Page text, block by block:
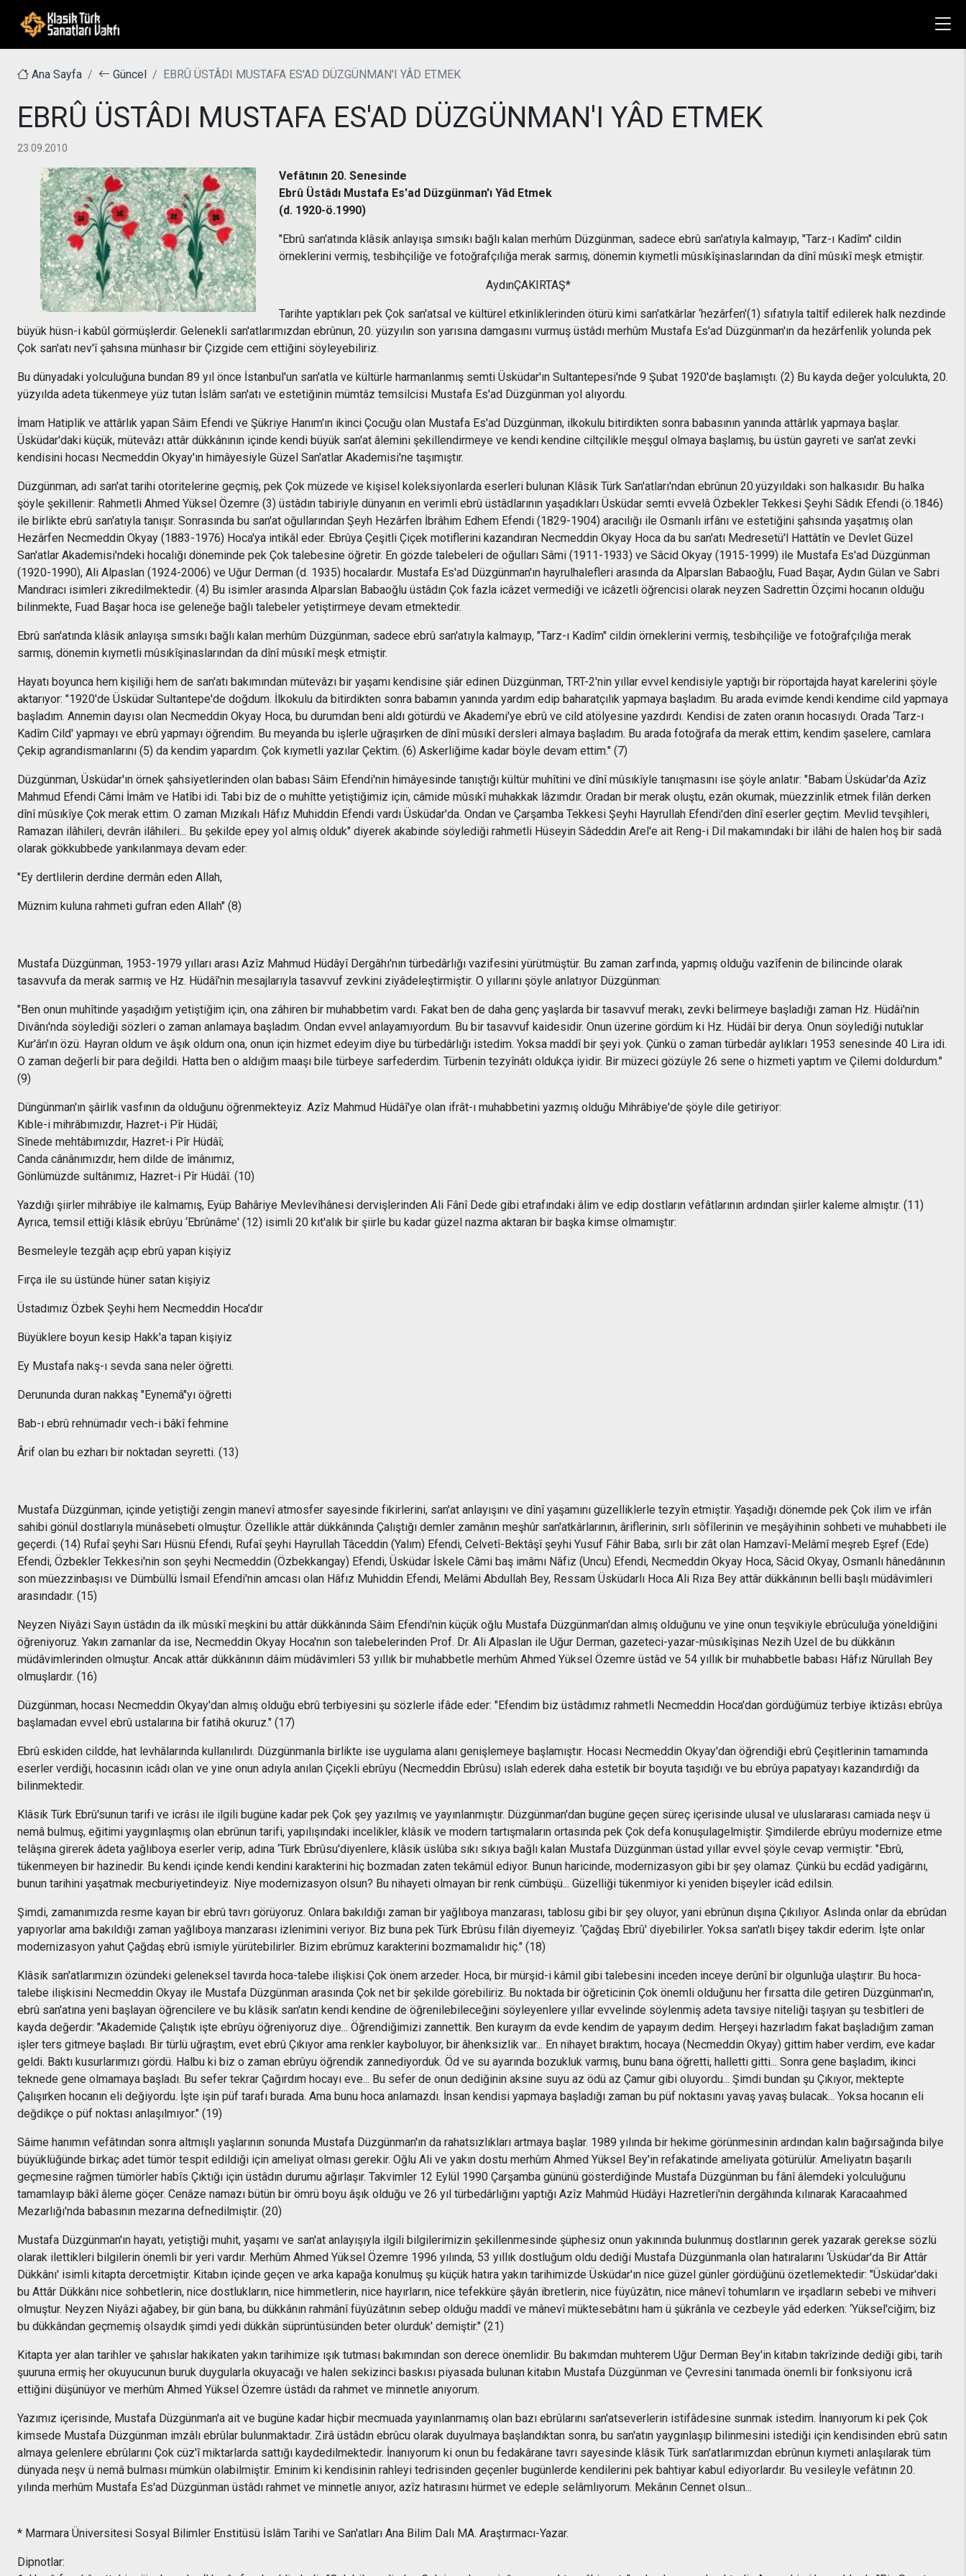
Ana Sayfa Güncel EBRÛ ÜSTÂDI MUSTAFA ES'AD DÜZGÜNMAN'I YÂD ETMEK
EBRÛ ÜSTÂDI MUSTAFA ES'AD DÜZGÜNMAN'I YÂD ETMEK
23.09.2010
Vefâtının 20. Senesinde
Ebrû Üstâdı Mustafa Es'ad Düzgünman'ı Yâd Etmek
(d. 1920-ö.1990)
"Ebrû san'atında klâsik anlayışa sımsıkı bağlı kalan merhûm Düzgünman, sadece ebrû san'atıyla kalmayıp, "Tarz-ı Kadîm" cildin
örneklerini vermiş, tesbihçiliğe ve fotoğrafçılığa merak sarmış, dönemin kıymetli mûsıkîşinaslarından da dînî mûsıkî meşk etmiştir.
AydınÇAKIRTAŞ*
Tarihte yaptıkları pek Çok san'atsal ve kültürel etkinliklerinden ötürü kimi san'atkârlar ‘hezârfen'(1) sıfatıyla taltîf edilerek halk nezdinde
büyük hüsn-i kabûl görmüşlerdir. Gelenekli san'atlarımızdan ebrûnun, 20. yüzyılın son yarısına damgasını vurmuş üstâdı merhûm Mustafa Es'ad Düzgünman'ın da hezârfenlik yolunda pek
Çok san'atı nev'î şahsına münhasır bir Çizgide cem ettiğini söyleyebiliriz.
Bu dünyadaki yolculuğuna bundan 89 yıl önce İstanbul'un san'atla ve kültürle harmanlanmış semti Üsküdar'ın Sultantepesi'nde 9 Şubat 1920'de başlamıştı. (2) Bu kayda değer yolculukta, 20.
yüzyılda adeta tükenmeye yüz tutan İslâm san'atı ve estetiğinin mümtâz temsilcisi Mustafa Es'ad Düzgünman yol alıyordu.
İmam Hatiplik ve attârlık yapan Sâim Efendi ve Şükriye Hanım'ın ikinci Çocuğu olan Mustafa Es'ad Düzgünman, ilkokulu bitirdikten sonra babasının yanında attârlık yapmaya başlar.
Üsküdar'daki küçük, mütevâzı attâr dükkânının içinde kendi büyük san'at âlemini şekillendirmeye ve kendi kendine ciltçilikle meşgul olmaya başlamış, bu üstün gayreti ve san'at zevki
kendisini hocası Necmeddin Okyay'ın himâyesiyle Güzel San'atlar Akademisi'ne taşımıştır.
Düzgünman, adı san'at tarihi otoritelerine geçmiş, pek Çok müzede ve kişisel koleksiyonlarda eserleri bulunan Klâsik Türk San'atları'ndan ebrûnun 20.yüzyıldaki son halkasıdır. Bu halka
şöyle şekillenir: Rahmetli Ahmed Yüksel Özemre (3) üstâdın tabiriyle dünyanın en verimli ebrû üstâdlarının yaşadıkları Üsküdar semti evvelâ Özbekler Tekkesi Şeyhi Sâdık Efendi (ö.1846)
ile birlikte ebrû san'atıyla tanışır. Sonrasında bu san'at oğullarından Şeyh Hezârfen İbrâhim Edhem Efendi (1829-1904) aracılığı ile Osmanlı irfânı ve estetiğini şahsında yaşatmış olan
Hezârfen Necmeddin Okyay (1883-1976) Hoca'ya intikâl eder. Ebrûya Çeşitli Çiçek motiflerini kazandıran Necmeddin Okyay Hoca da bu san'atı Medresetü'l Hattâtîn ve Devlet Güzel
San'atlar Akademisi'ndeki hocalığı döneminde pek Çok talebesine öğretir. En gözde talebeleri de oğulları Sâmi (1911-1933) ve Sâcid Okyay (1915-1999) ile Mustafa Es'ad Düzgünman
(1920-1990), Ali Alpaslan (1924-2006) ve Uğur Derman (d. 1935) hocalardır. Mustafa Es'ad Düzgünman'ın hayrulhalefleri arasında da Alparslan Babaoğlu, Fuad Başar, Aydın Gülan ve Sabri
Mandıracı isimleri zikredilmektedir. (4) Bu isimler arasında Alparslan Babaoğlu üstâdın Çok fazla icâzet vermediği ve icâzetli öğrencisi olarak neyzen Sadrettin Özçimi hocanın olduğu
bilinmekte, Fuad Başar hoca ise geleneğe bağlı talebeler yetiştirmeye devam etmektedir.
Ebrû san'atında klâsik anlayışa sımsıkı bağlı kalan merhûm Düzgünman, sadece ebrû san'atıyla kalmayıp, "Tarz-ı Kadîm" cildin örneklerini vermiş, tesbihçiliğe ve fotoğrafçılığa merak
sarmış, dönemin kıymetli mûsıkîşinaslarından da dînî mûsıkî meşk etmiştir.
Hayatı boyunca hem kişiliği hem de san'atı bakımından mütevâzı bir yaşamı kendisine şiâr edinen Düzgünman, TRT-2'nin yıllar evvel kendisiyle yaptığı bir röportajda hayat karelerini şöyle
aktarıyor: "1920'de Üsküdar Sultantepe'de doğdum. İlkokulu da bitirdikten sonra babamın yanında yardım edip baharatçılık yapmaya başladım. Bu arada evimde kendi kendime cild yapmaya
başladım. Annemin dayısı olan Necmeddin Okyay Hoca, bu durumdan beni aldı götürdü ve Akademi'ye ebrû ve cild atölyesine yazdırdı. Kendisi de zaten oranın hocasıydı. Orada ‘Tarz-ı
Kadîm Cild' yapmayı ve ebrû yapmayı öğrendim. Bu meyanda bu işlerle uğraşırken de dînî mûsıkî dersleri almaya başladım. Bu arada fotoğrafa da merak ettim, kendim şaselere, camlara
Çekip agrandismanlarını (5) da kendim yapardım. Çok kıymetli yazılar Çektim. (6) Askerliğime kadar böyle devam ettim." (7)
Düzgünman, Üsküdar'ın örnek şahsiyetlerinden olan babası Sâim Efendi'nin himâyesinde tanıştığı kültür muhîtini ve dînî mûsıkîyle tanışmasını ise şöyle anlatır: "Babam Üsküdar'da Azîz
Mahmud Efendi Câmi İmâm ve Hatîbi idi. Tabi biz de o muhîtte yetiştiğimiz için, câmide mûsıkî muhakkak lâzımdır. Oradan bir merak oluştu, ezân okumak, müezzinlik etmek filân derken
dînî mûsıkîye Çok merak ettim. O zaman Mızıkalı Hâfız Muhiddin Efendi vardı Üsküdar'da. Ondan ve Çarşamba Tekkesi Şeyhi Hayrullah Efendi'den dînî eserler geçtim. Mevlid tevşihleri,
Ramazan ilâhileri, devrân ilâhileri... Bu şekilde epey yol almış olduk" diyerek akabinde söylediği rahmetli Hüseyin Sâdeddin Arel'e ait Reng-i Dil makamındaki bir ilâhi de halen hoş bir sadâ
olarak gökkubbede yankılanmaya devam eder:
"Ey dertlilerin derdine dermân eden Allah,
Müznim kuluna rahmeti gufran eden Allah" (8)
Mustafa Düzgünman, 1953-1979 yılları arası Azîz Mahmud Hüdâyî Dergâhı'nın türbedârlığı vazifesini yürütmüştür. Bu zaman zarfında, yapmış olduğu vazîfenin de bilincinde olarak
tasavvufa da merak sarmış ve Hz. Hüdâî'nin mesajlarıyla tasavvuf zevkini ziyâdeleştirmiştir. O yıllarını şöyle anlatıyor Düzgünman:
"Ben onun muhîtinde yaşadığım yetiştiğim için, ona zâhiren bir muhabbetim vardı. Fakat ben de daha genç yaşlarda bir tasavvuf merakı, zevki belirmeye başladığı zaman Hz. Hüdâi'nin
Divânı'nda söylediği sözleri o zaman anlamaya başladım. Ondan evvel anlayamıyordum. Bu bir tasavvuf kaidesidir. Onun üzerine gördüm ki Hz. Hüdâî bir derya. Onun söylediği nutuklar
Kur'ân'ın özü. Hayran oldum ve âşık oldum ona, onun için hizmet edeyim diye bu türbedârlığı istedim. Yoksa maddî bir şeyi yok. Çünkü o zaman türbedâr aylıkları 1953 senesinde 40 Lira idi.
O zaman değerli bir para değildi. Hatta ben o aldığım maaşı bile türbeye sarfederdim. Türbenin tezyînâtı oldukça iyidir. Bir müzeci gözüyle 26 sene o hizmeti yaptım ve Çilemi doldurdum."
(9)
Düngünman'ın şâirlik vasfının da olduğunu öğrenmekteyiz. Azîz Mahmud Hüdâî'ye olan ifrât-ı muhabbetini yazmış olduğu Mihrâbiye'de şöyle dile getiriyor:
Kıble-i mihrâbımızdır, Hazret-i Pîr Hüdâî;
Sînede mehtâbımızdır, Hazret-i Pîr Hüdâî;
Canda cânânımızdır, hem dilde de îmânımız,
Gönlümüzde sultânımız, Hazret-i Pîr Hüdâî. (10)
Yazdığı şiirler mihrâbiye ile kalmamış, Eyüp Bahâriye Mevlevîhânesi dervişlerinden Ali Fânî Dede gibi etrafındaki âlim ve edip dostların vefâtlarının ardından şiirler kaleme almıştır. (11)
Ayrıca, temsil ettiği klâsik ebrûyu ‘Ebrûnâme' (12) isimli 20 kıt'alık bir şiirle bu kadar güzel nazma aktaran bir başka kimse olmamıştır:
Besmeleyle tezgâh açıp ebrû yapan kişiyiz
Fırça ile su üstünde hüner satan kişiyiz
Üstadımız Özbek Şeyhi hem Necmeddin Hoca'dır
Büyüklere boyun kesip Hakk'a tapan kişiyiz
Ey Mustafa nakş-ı sevda sana neler öğretti.
Derununda duran nakkaş "Eynemâ"yı öğretti
Bab-ı ebrû rehnümadır vech-i bâkî fehmine
Ârif olan bu ezharı bir noktadan seyretti. (13)
Mustafa Düzgünman, içinde yetiştiği zengin manevî atmosfer sayesinde fikirlerini, san'at anlayışını ve dînî yaşamını güzelliklerle tezyîn etmiştir. Yaşadığı dönemde pek Çok ilim ve irfân
sahibi gönül dostlarıyla münâsebeti olmuştur. Özellikle attâr dükkânında Çalıştığı demler zamânın meşhûr san'atkârlarının, âriflerinin, sırlı sôfîlerinin ve meşâyihinin sohbeti ve muhabbeti ile
geçerdi. (14) Rufaî şeyhi Sarı Hüsnü Efendi, Rufaî şeyhi Hayrullah Tâceddin (Yalım) Efendi, Celvetî-Bektâşî şeyhi Yusuf Fâhir Baba, sırlı bir zât olan Hamzavî-Melâmî meşreb Eşref (Ede)
Efendi, Özbekler Tekkesi'nin son şeyhi Necmeddin (Özbekkangay) Efendi, Üsküdar İskele Câmi baş imâmı Nâfiz (Uncu) Efendi, Necmeddin Okyay Hoca, Sâcid Okyay, Osmanlı hânedânının
son müezzinbaşısı ve Dümbüllü İsmail Efendi'nin amcası olan Hâfız Muhiddin Efendi, Melâmi Abdullah Bey, Ressam Üsküdarlı Hoca Ali Rıza Bey attâr dükkânının belli başlı müdâvimleri
arasındadır. (15)
Neyzen Niyâzi Sayın üstâdın da ilk mûsıkî meşkini bu attâr dükkânında Sâim Efendi'nin küçük oğlu Mustafa Düzgünman'dan almış olduğunu ve yine onun teşvikiyle ebrûculuğa yöneldiğini
öğreniyoruz. Yakın zamanlar da ise, Necmeddin Okyay Hoca'nın son talebelerinden Prof. Dr. Ali Alpaslan ile Uğur Derman, gazeteci-yazar-mûsıkîşinas Nezih Uzel de bu dükkânın
müdâvimlerinden olmuştur. Ancak attâr dükkânının dâim müdâvimleri 53 yıllık bir muhabbetle merhûm Ahmed Yüksel Özemre üstâd ve 54 yıllık bir muhabbetle babası Hâfız Nûrullah Bey
olmuşlardır. (16)
Düzgünman, hocası Necmeddin Okyay'dan almış olduğu ebrû terbiyesini şu sözlerle ifâde eder: "Efendim biz üstâdımız rahmetli Necmeddin Hoca'dan gördüğümüz terbiye iktizâsı ebrûya
başlamadan evvel ebrû ustalarına bir fatihâ okuruz." (17)
Ebrû eskiden cildde, hat levhâlarında kullanılırdı. Düzgünmanla birlikte ise uygulama alanı genişlemeye başlamıştır. Hocası Necmeddin Okyay'dan öğrendiği ebrû Çeşitlerinin tamamında
eserler verdiği, hocasının icâdı olan ve yine onun adıyla anılan Çiçekli ebrûyu (Necmeddin Ebrûsu) ıslah ederek daha estetik bir boyuta taşıdığı ve bu ebrûya papatyayı kazandırdığı da
bilinmektedir.
Klâsik Türk Ebrû'sunun tarifi ve icrâsı ile ilgili bugüne kadar pek Çok şey yazılmış ve yayınlanmıştır. Düzgünman'dan bugüne geçen süreç içerisinde ulusal ve uluslararası camiada neşv ü
nemâ bulmuş, eğitimi yaygınlaşmış olan ebrûnun tarifi, yapılışındaki incelikler, klâsik ve modern tartışmaların ortasında pek Çok defa konuşulagelmiştir. Şimdilerde ebrûyu modernize etme
telâşına girerek âdeta yağlıboya eserler verip, adına ‘Türk Ebrûsu'diyenlere, klâsik üslûba sıkı sıkıya bağlı kalan Mustafa Düzgünman üstad yıllar evvel şöyle cevap vermiştir: "Ebrû,
tükenmeyen bir hazinedir. Bu kendi içinde kendi kendini karakterini hiç bozmadan zaten tekâmül ediyor. Bunun haricinde, modernizasyon gibi bir şey olamaz. Çünkü bu ecdâd yadigârını,
bunun tarihini yaşatmak mecburiyetindeyiz. Niye modernizasyon olsun? Bu nihayeti olmayan bir renk cümbüşü... Güzelliği tükenmiyor ki yeniden bişeyler icâd edilsin.
Şimdi, zamanımızda resme kayan bir ebrû tavrı görüyoruz. Onlara bakıldığı zaman bir yağlıboya manzarası, tablosu gibi bir şey oluyor, yani ebrûnun dışına Çıkılıyor. Aslında onlar da ebrûdan
yapıyorlar ama bakıldığı zaman yağlıboya manzarası izlenimini veriyor. Biz buna pek Türk Ebrûsu filân diyemeyiz. ‘Çağdaş Ebrû' diyebilirler. Yoksa san'atlı bişey takdir ederim. İşte onlar
modernizasyon yahut Çağdaş ebrû ismiyle yürütebilirler. Bizim ebrûmuz karakterini bozmamalıdır hiç." (18)
Klâsik san'atlarımızın özündeki geleneksel tavırda hoca-talebe ilişkisi Çok önem arzeder. Hoca, bir mürşid-i kâmil gibi talebesini inceden inceye derûnî bir olgunluğa ulaştırır. Bu hoca-
talebe ilişkisini Necmeddin Okyay ile Mustafa Düzgünman arasında Çok net bir şekilde görebiliriz. Bu noktada bir öğreticinin Çok önemli olduğunu her fırsatta dile getiren Düzgünman'ın,
ebrû san'atına yeni başlayan öğrencilere ve bu klâsik san'atın kendi kendine de öğrenilebileceğini söyleyenlere yıllar evvelinde söylenmiş adeta tavsiye niteliği taşıyan şu tesbitleri de
kayda değerdir: "Akademide Çalıştık işte ebrûyu öğreniyoruz diye... Öğrendiğimizi zannettik. Ben kurayım da evde kendim de yapayım dedim. Herşeyi hazırladım fakat başladığım zaman
işler ters gitmeye başladı. Bir türlü uğraştım, evet ebrû Çıkıyor ama renkler kayboluyor, bir âhenksizlik var... En nihayet bıraktım, hocaya (Necmeddin Okyay) gittim haber verdim, eve kadar
geldi. Baktı kusurlarımızı gördü. Halbu ki biz o zaman ebrûyu öğrendik zannediyorduk. Öd ve su ayarında bozukluk varmış, bunu bana öğretti, halletti gitti... Sonra gene başladım, ikinci
teknede gene olmamaya başladı. Bu sefer tekrar Çağırdım hocayı eve... Bu sefer de onun dediğinin aksine suyu az ödü az Çamur gibi oluyordu... Şimdi bundan şu Çıkıyor, mektepte
Çalışırken hocanın eli değiyordu. İşte işin püf tarafı burada. Ama bunu hoca anlamazdı. İnsan kendisi yapmaya başladığı zaman bu püf noktasını yavaş yavaş bulacak... Yoksa hocanın eli
değdikçe o püf noktası anlaşılmıyor." (19)
Sâime hanımın vefâtından sonra altmışlı yaşlarının sonunda Mustafa Düzgünman'ın da rahatsızlıkları artmaya başlar. 1989 yılında bir hekime görünmesinin ardından kalın bağırsağında bilye
büyüklüğünde birkaç adet tümör tespit edildiği için ameliyat olması gerekir. Oğlu Ali ve yakın dostu merhûm Ahmed Yüksel Bey'in refakatinde ameliyata götürülür. Ameliyatın başarılı
geçmesine rağmen tümörler habîs Çıktığı için üstâdın durumu ağırlaşır. Takvimler 12 Eylül 1990 Çarşamba gününü gösterdiğinde Mustafa Düzgünman bu fânî âlemdeki yolculuğunu
tamamlayıp bâkî âleme göçer. Cenâze namazı bütün bir ömrü boyu âşık olduğu ve 26 yıl türbedârlığını yaptığı Azîz Mahmûd Hüdâyi Hazretleri'nin dergâhında kılınarak Karacaahmed
Mezarlığı'nda babasının mezarına defnedilmiştir. (20)
Mustafa Düzgünman'ın hayatı, yetiştiği muhit, yaşamı ve san'at anlayışıyla ilgili bilgilerimizin şekillenmesinde şüphesiz onun yakınında bulunmuş dostlarının gerek yazarak gerekse sözlü
olarak ilettikleri bilgilerin önemli bir yeri vardır. Merhûm Ahmed Yüksel Özemre 1996 yılında, 53 yıllık dostluğum oldu dediği Mustafa Düzgünmanla olan hatıralarını ‘Üsküdar'da Bir Attâr
Dükkânı' isimli kitapta dercetmiştir. Kitabın içinde geçen ve arka kapağa konulmuş şu küçük hatıra yakın tarihimizde Üsküdar'ın nice güzel günler gördüğünü özetlemektedir: "Üsküdar'daki
bu Attâr Dükkânı nice sohbetlerin, nice dostlukların, nice himmetlerin, nice hayırların, nice tefekküre şâyân ibretlerin, nice füyûzâtın, nice mânevî tohumların ve irşadların sebebi ve mihveri
olmuştur. Neyzen Niyâzi ağabey, bir gün bana, bu dükkânın rahmânî füyûzâtının sebep olduğu maddî ve mânevî müktesebâtını ham ü şükrânla ve cezbeyle yâd ederken: ‘Yüksel'ciğim; biz
bu dükkândan geçmemiş olsaydık şimdi yedi dükkân süprüntüsünden beter olurduk' demiştir." (21)
Kitapta yer alan tarihler ve şahıslar hakikaten yakın tarihimize ışık tutması bakımından son derece önemlidir. Bu bakımdan muhterem Uğur Derman Bey'in kitabın takrîzinde dediği gibi, tarih
şuuruna ermiş her okuyucunun buruk duygularla okuyacağı ve halen sekizinci baskısı piyasada bulunan kitabın Mustafa Düzgünman ve Çevresini tanımada önemli bir fonksiyonu icrâ
ettiğini düşünüyor ve merhûm Ahmed Yüksel Özemre üstâdı da rahmet ve minnetle anıyorum.
Yazımız içerisinde, Mustafa Düzgünman'a ait ve bugüne kadar hiçbir mecmuada yayınlanmamış olan bazı ebrûlarını san'atseverlerin istifâdesine sunmak istedim. İnanıyorum ki pek Çok
kimsede Mustafa Düzgünman imzâlı ebrûlar bulunmaktadır. Zirâ üstâdın ebrûcu olarak duyulmaya başlandıktan sonra, bu san'atın yaygınlaşıp bilinmesini istediği için kendisinden ebrû satın
almaya gelenlere ebrûlarını Çok cüz'î miktarlarda sattığı kaydedilmektedir. İnanıyorum ki onun bu fedakârane tavrı sayesinde klâsik Türk san'atlarımızdan ebrûnun kıymeti anlaşılarak tüm
dünyada neşv ü nemâ bulması mümkün olabilmiştir. Eminim ki kendisinin rahleyi tedrisinden geçenler bugünlerde kendilerini pek bahtiyar kabul ediyorlardır. Bu vesileyle vefâtının 20.
yılında merhûm Mustafa Es'ad Düzgünman üstâdı rahmet ve minnetle anıyor, azîz hatırasını hürmet ve edeple selâmlıyorum. Mekânın Cennet olsun...
* Marmara Üniversitesi Sosyal Bilimler Enstitüsü İslâm Tarihi ve San'atları Ana Bilim Dalı MA. Araştırmacı-Yazar.
Dipnotlar: